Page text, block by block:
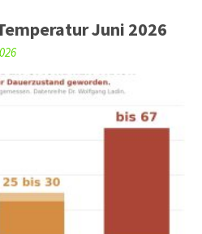
Juni 2026